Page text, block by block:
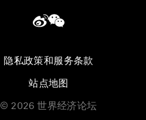
隐私政策和服务条款
站点地图
© 2026 世界经济论坛